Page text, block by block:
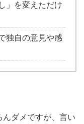
」を変えただけ
独自の意見や感
んダメですが、言い